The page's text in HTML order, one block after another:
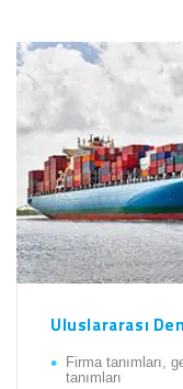
Uluslararası
Firma tanımları,
tanımları